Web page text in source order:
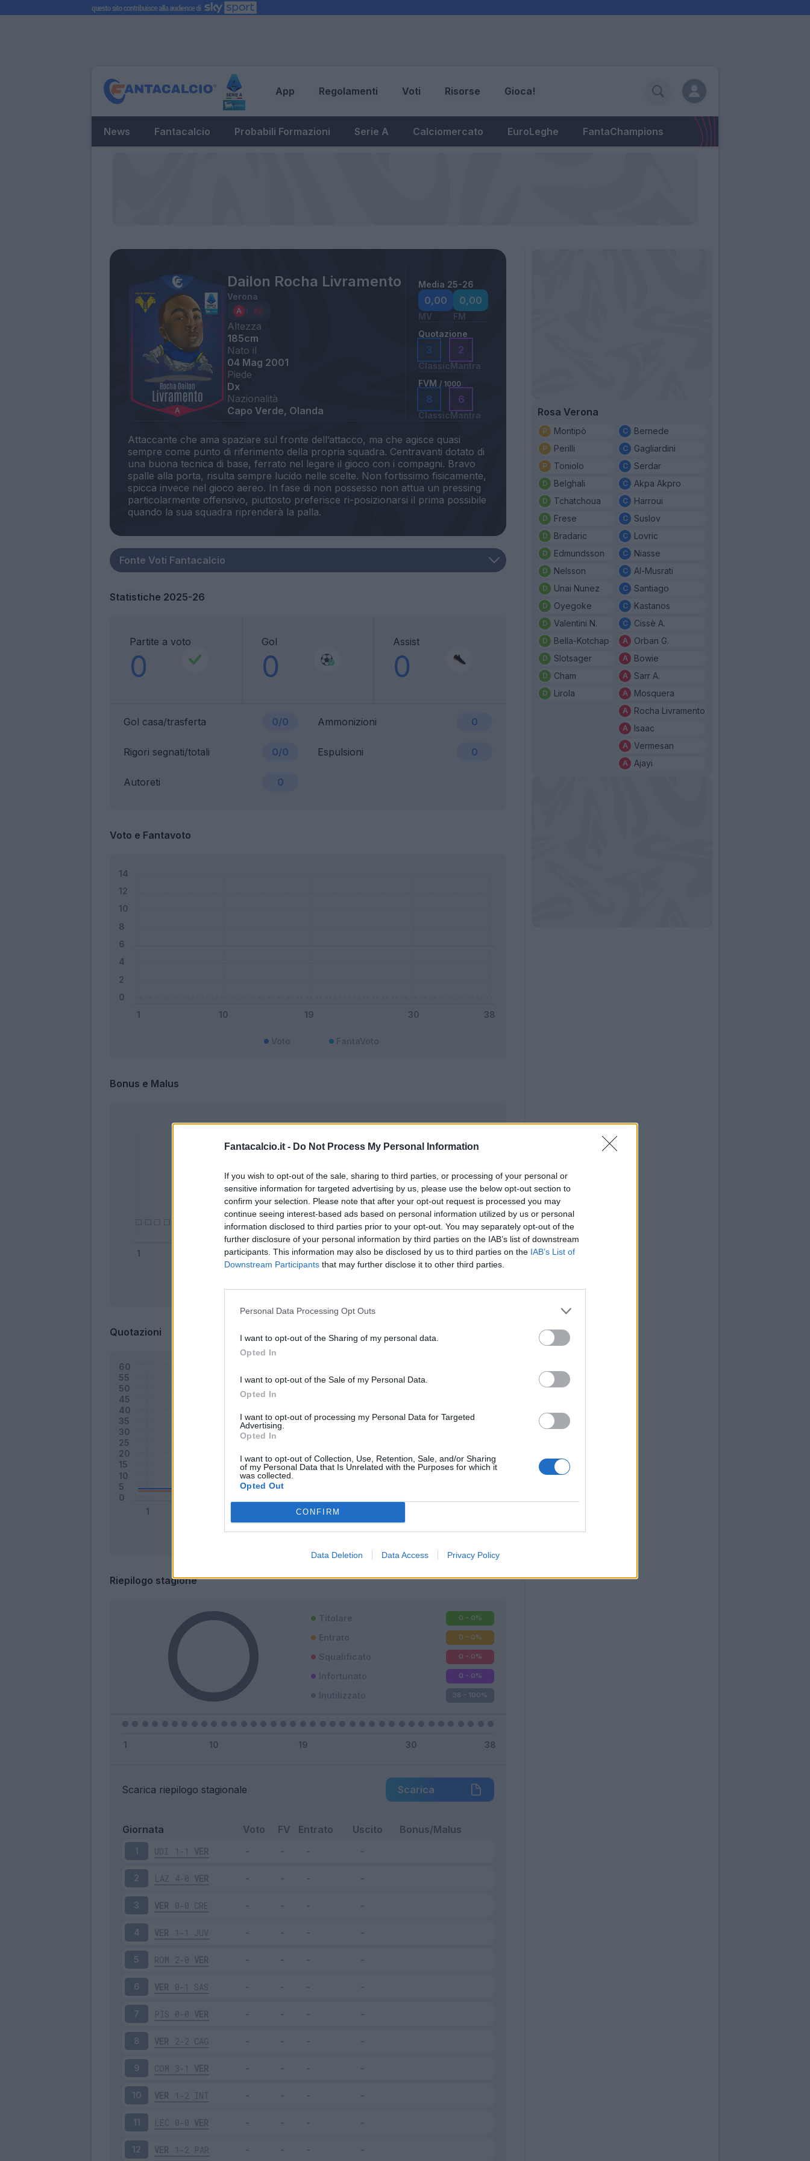
Fantacalcio.it - Do Not Process My Personal Information
If you wish to opt-out of the sale, sharing to third parties, or processing of your personal or
sensitive information for targeted advertising by us, please use the below opt-out section to
confirm your selection. Please note that after your opt-out request is processed you may
continue seeing interest-based ads based on personal information utilized by us or personal
information disclosed to third parties prior to your opt-out. You may separately opt-out of the
further disclosure of your personal information by third parties on the IAB’s list of downstream
participants. This information may also be disclosed by us to third parties on the IAB’s List of
Downstream Participants that may further disclose it to other third parties.
Personal Data Processing Opt Outs
I want to opt-out of the Sharing of my personal data.
Opted In
I want to opt-out of the Sale of my Personal Data.
Opted In
I want to opt-out of processing my Personal Data for Targeted
Advertising.
Opted In
I want to opt-out of Collection, Use, Retention, Sale, and/or Sharing
of my Personal Data that Is Unrelated with the Purposes for which it
was collected.
Opted Out
CONFIRM
Data Deletion Data Access Privacy Policy
App Regolamenti Voti Risorse Gioca!
News Fantacalcio Probabili Formazioni Serie A Calciomercato EuroLeghe FantaChampions
Dailon Rocha Livramento
Verona
Altezza
185cm
Nato il
04 Mag 2001
Piede
Dx
Nazionalità
Capo Verde, Olanda
Media 25-26
0,00
MV
0,00
FM
Quotazione
3
Classic
2
Mantra
FVM / 1000
8
Classic
6
Mantra
Attaccante che ama spaziare sul fronte dell’attacco, ma che agisce quasi
sempre come punto di riferimento della propria squadra. Centravanti dotato di
una buona tecnica di base, ferrato nel legare il gioco con i compagni. Bravo
spalle alla porta, risulta sempre lucido nelle scelte. Non fortissimo fisicamente,
spicca invece nel gioco aereo. In fase di non possesso non attua un pressing
particolarmente offensivo, piuttosto preferisce ri-posizionarsi il prima possibile
Statistiche 2025-26
Partite a voto
0
Gol
0
Assist
0
Gol casa/trasferta 0/0 Ammonizioni 0
Rigori segnati/totali 0/0 Espulsioni 0
Autoreti 0
Voto e Fantavoto
Bonus e Malus
Bonus Malus Presenze a voto
Quotazioni
Riepilogo stagione
Titolare 0 - 0%
Entrato 0 - 0%
Squalificato 0 - 0%
Infortunato 0 - 0%
38 - 100%
Scarica riepilogo stagionale Scarica
Giornata Voto FV Entrato Uscito Bonus/Malus
1 UDI 1-1 VER
2 LAZ 4-0 VER
3 VER 0-0 CRE
4 VER 1-1 JUV
5 ROM 2-0 VER
6 VER 0-1 SAS
7 PIS 0-0 VER
8 VER 2-2 CAG
9 COM 3-1 VER
10 VER 1-2 INT
11 LEC 0-0 VER
12 VER 1-2 PAR
Rosa Verona
Montipò
Perilli
Toniolo
Belghali
Tchatchoua
Frese
Bradaric
Edmundsson
Nelsson
Unai Nunez
Oyegoke
Valentini N.
Bella-Kotchap
Slotsager
Cham
Lirola
Bernede
Gagliardini
Serdar
Akpa Akpro
Harroui
Suslov
Lovric
Niasse
Al-Musrati
Santiago
Kastanos
Cissè A.
Orban G.
Bowie
Sarr A.
Mosquera
Rocha Livramento
Isaac
Vermesan
Ajayi